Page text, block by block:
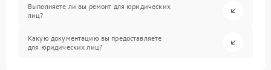
Выполняете ли вы ремонт для юридических
лиц?
Какую документацию вы предоставляете
для юридических лиц?